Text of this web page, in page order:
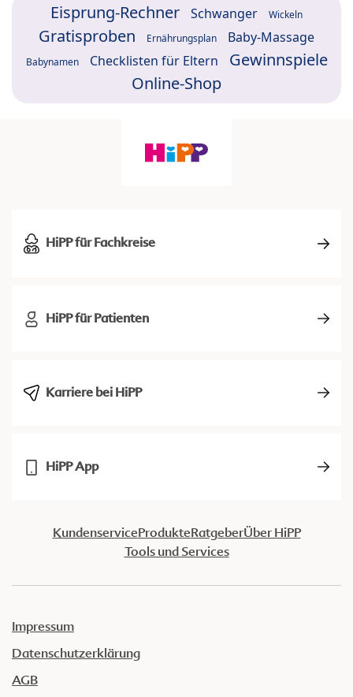
Eisprung-Rechner Schwanger Wickeln
Gratisproben Ernährungsplan Baby-Massage
Babynamen Checklisten für Eltern
Gewinnspiele
Online-Shop
HiPP für Fachkreise
HiPP für Patienten
Karriere bei HiPP
HiPP App
KundenserviceProdukteRatgeberÜber HiPP
Tools und Services
Impressum
Datenschutzerklärung
AGB